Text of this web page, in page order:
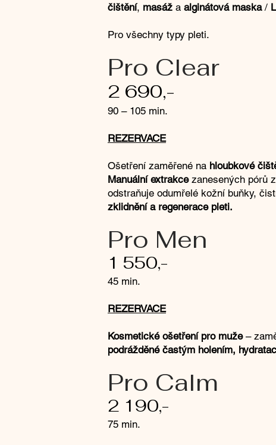
čištění, masáž a alginátová maska/
Pro všechny typy pleti.
Pro Clear
2 690,-
90 – 105 min.
REZERVACE
Ošetření zaměřené na hloubkové
Manuální extrakcezanesených pórů
odstraňuje odumřelé kožní buňky,
zklidnění a regenerace pleti.
Pro Men
1 550,-
45 min.
REZERVACE
Kosmetické ošetření pro muže–
podrážděné častým holením,
Pro Calm
2 190,-
75 min.